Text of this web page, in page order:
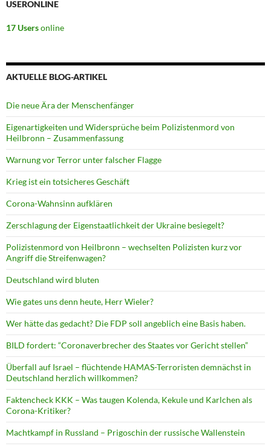
USERONLINE
17 Usersonline
AKTUELLE BLOG-ARTIKEL
Die neue Ära der Menschenfänger
Eigenartigkeiten und Widersprüche beim Polizistenmord von
Heilbronn – Zusammenfassung
Warnung vor Terror unter falscher Flagge
Krieg ist ein totsicheres Geschäft
Corona-Wahnsinn aufklären
Zerschlagung der Eigenstaatlichkeit der Ukraine besiegelt?
Polizistenmord von Heilbronn – wechselten Polizisten kurz vor
Angriff die Streifenwagen?
Deutschland wird bluten
Wie gates uns denn heute, Herr Wieler?
Wer hätte das gedacht? Die FDP soll angeblich eine Basis haben.
BILD fordert: “Coronaverbrecher des Staates vor Gericht stellen”
Überfall auf Israel – flüchtende HAMAS-Terroristen demnächst in
Deutschland herzlich willkommen?
Faktencheck KKK – Was taugen Kolenda, Kekule und Karlchen als
Corona-Kritiker?
Machtkampf in Russland – Prigoschin der russische Wallenstein